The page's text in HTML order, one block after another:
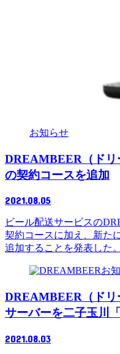
お知らせ
DREAMBEER（ドリ
の契約コースを追加
2021.08.05
ビール配送サービスの
契約コースに加え、新た
追加することを発表した。
お
DREAMBEER（ドリ
サーバーを二子玉川
2021.08.03